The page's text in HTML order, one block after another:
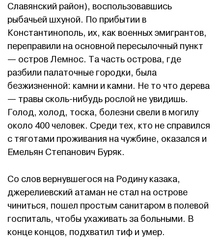
Славянский район), воспользовавшись
рыбачьей шхуной. По прибытии в
Константинополь, их, как военных эмигрантов,
переправили на основной пересылочный пункт
— остров Лемнос. Та часть острова, где
разбили палаточные городки, была
безжизненной: камни и камни. Не то что дерева
— травы сколь-нибудь рослой не увидишь.
Голод, холод, тоска, болезни свели в могилу
около 400 человек. Среди тех, кто не справился
с тяготами проживания на чужбине, оказался и
Емельян Степанович Буряк.
Со слов вернувшегося на Родину казака,
джерелиевский атаман не стал на острове
чиниться, пошел простым санитаром в полевой
госпиталь, чтобы ухаживать за больными. В
конце концов, подхватил тиф и умер.